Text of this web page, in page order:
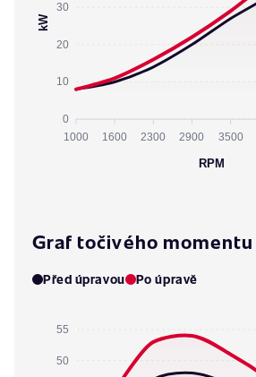
30
20
10
0
kW
1000 1600 2300 2900 3500
RPM
Graf točivého momentu
Před úpravou Po úpravě
55
50